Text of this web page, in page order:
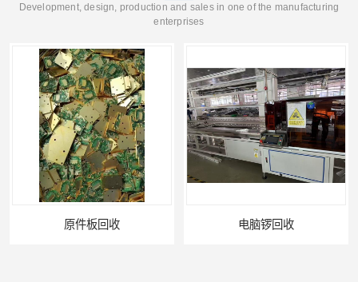
Development, design, production and sales in one of the manufacturing
enterprises
电脑锣回收 回收机器设备